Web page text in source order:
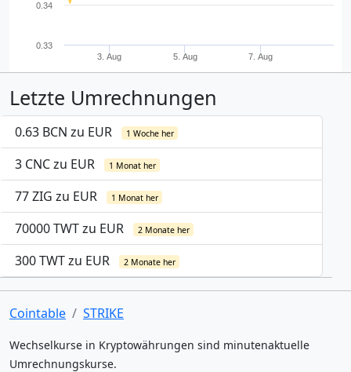
3. Aug 5. Aug 7. Aug
0.33
0.34
Letzte Umrechnungen
0.63 BCN zu EUR 1 Woche her
3 CNC zu EUR 1 Monat her
77 ZIG zu EUR 1 Monat her
70000 TWT zu EUR 2 Monate her
300 TWT zu EUR 2 Monate her
Cointable STRIKE
Wechselkurse in Kryptowährungen sind minutenaktuelle
Umrechnungskurse.